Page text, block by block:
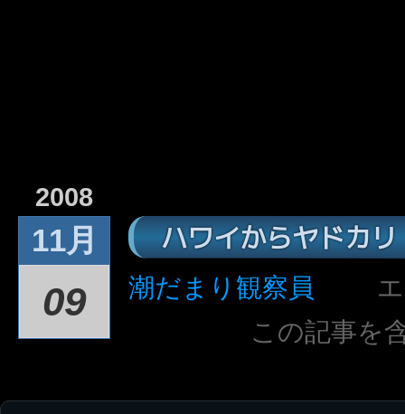
2008
11月
09
ハワイからヤドカリ
潮だまり観察員
この記事を